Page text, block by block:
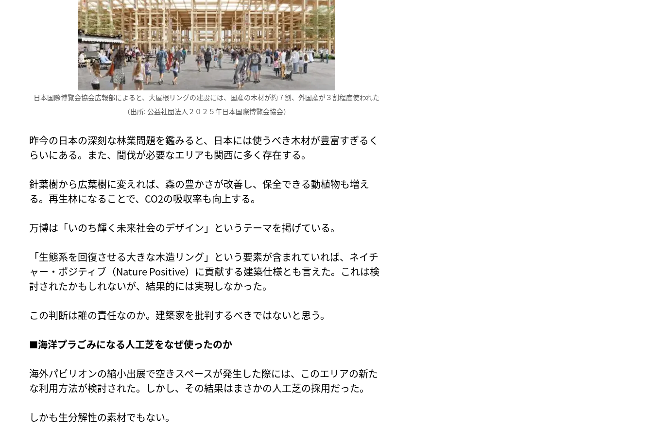
日本国際博覧会協会広報部によると、大屋根リングの建設には、国産の木材が約７割、外国産が３割程度使われた
（出所: 公益社団法人２０２５年日本国際博覧会協会）
昨今の日本の深刻な林業問題を鑑みると、日本には使うべき木材が豊富すぎるく
らいにある。また、間伐が必要なエリアも関西に多く存在する。
針葉樹から広葉樹に変えれば、森の豊かさが改善し、保全できる動植物も増え
る。再生林になることで、CO2の吸収率も向上する。
万博は「いのち輝く未来社会のデザイン」というテーマを掲げている。
「生態系を回復させる大きな木造リング」という要素が含まれていれば、ネイチ
ャー・ポジティブ（Nature Positive）に貢献する建築仕様とも言えた。これは検
討されたかもしれないが、結果的には実現しなかった。
この判断は誰の責任なのか。建築家を批判するべきではないと思う。
■海洋プラごみになる人工芝をなぜ使ったのか
海外パビリオンの縮小出展で空きスペースが発生した際には、このエリアの新た
な利用方法が検討された。しかし、その結果はまさかの人工芝の採用だった。
しかも生分解性の素材でもない。